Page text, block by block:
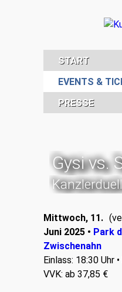
START
EVENTS &
PRESSE
Gysi vs.
Mittwoch, 11.
Juni 2025 • Park
Zwischenahn
Einlass: 18:30 Uhr
VVK: ab 37,85 €